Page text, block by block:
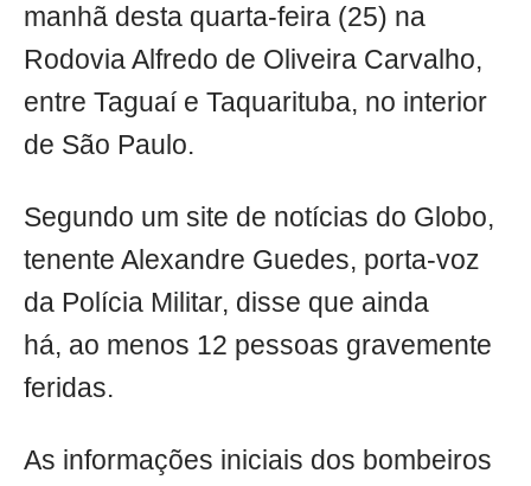
manhã desta quarta-feira (25) na
Rodovia Alfredo de Oliveira Carvalho,
entre Taguaí e Taquarituba, no interior
de São Paulo.
Segundo um site de notícias do Globo,
tenente Alexandre Guedes, porta-voz
da Polícia Militar, disse que ainda
há, ao menos 12 pessoas gravemente
feridas.
As informações iniciais dos bombeiros